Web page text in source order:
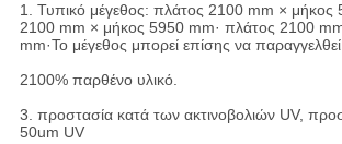
1. Τυπικό μέγεθος: πλάτος 2100 mm × μήκος
2100 mm × μήκος 5950 mm· πλάτος 2100
mm·Το μέγεθος μπορεί επίσης να
2100% παρθένο υλικό.
3. προστασία κατά των ακτινοβολιών UV,
50um UV